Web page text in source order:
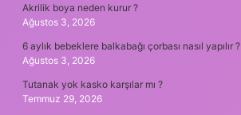
Akrilik boya neden kurur ?
Ağustos 3, 2026
6 aylık bebeklere balkabağı çorbası nasıl yapılır ?
Ağustos 3, 2026
Tutanak yok kasko karşılar mı ?
Temmuz 29, 2026